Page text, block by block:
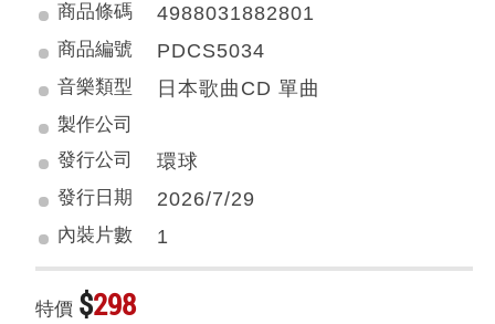
商品條碼 4988031882801
商品編號 PDCS5034
音樂類型 日本歌曲CD 單曲
製作公司
發行公司
環球
發行日期 2026/7/29
內裝片數 1
特價 $298